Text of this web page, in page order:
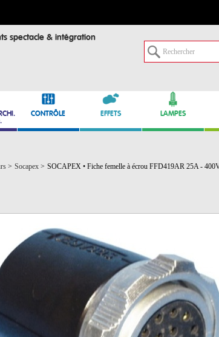
spectacle & intégration
CONTRÔLE EFFETS LAMPES
> Socapex > SOCAPEX • Fiche femelle à écrou FFD419AR 25A -